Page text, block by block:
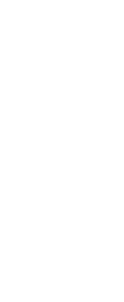
nach
kann.